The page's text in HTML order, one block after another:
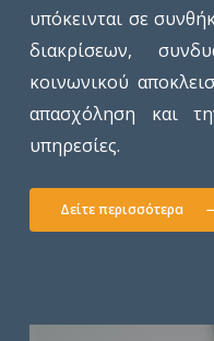
υπόκεινται σε
διακρίσεων,
κοινωνικού
απασχόληση και
υπηρεσίες.
Δείτε περισσότερα